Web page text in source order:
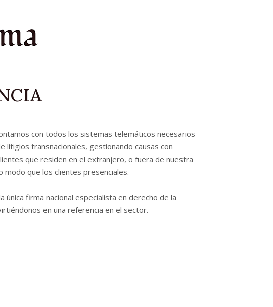
con todos los sistemas telemáticos necesarios
litigios transnacionales, gestionando causas con
que residen en el extranjero, o fuera de nuestra
modo que los clientes presenciales.
única firma nacional especialista en derecho de la
en una referencia en el sector.